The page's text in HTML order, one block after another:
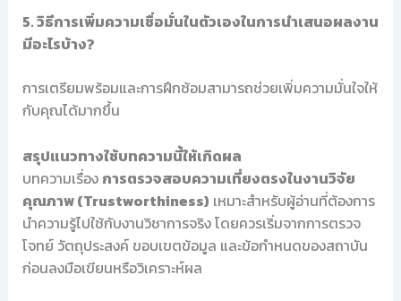
5. วิธีการเพิ่มความเชื่อมั่นในตัวเองในการนำเสนอผลงาน
มีอะไรบ้าง?
การเตรียมพร้อมและการฝึกซ้อมสามารถช่วยเพิ่มความมั่นใจให้
กับคุณได้มากขึ้น
สรุปแนวทางใช้บทความนี้ให้เกิดผล
บทความเรื่อง การตรวจสอบความเที่ยงตรงในงานวิจัย
คุณภาพ (Trustworthiness) เหมาะสำหรับผู้อ่านที่ต้องการ
นำความรู้ไปใช้กับงานวิชาการจริง โดยควรเริ่มจากการตรวจ
โจทย์ วัตถุประสงค์ ขอบเขตข้อมูล และข้อกำหนดของสถาบัน
ก่อนลงมือเขียนหรือวิเคราะห์ผล